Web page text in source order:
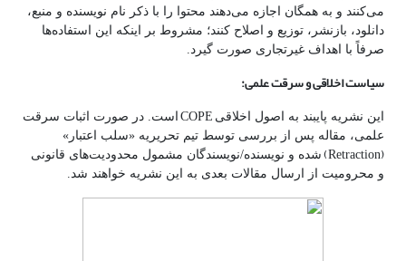
می‌کنند و به همگان اجازه می‌دهند محتوا را با ذکر نام نویسنده و منبع،
دانلود، بازنشر، توزیع و اصلاح کنند؛ مشروط بر اینکه این استفاده‌ها
صرفاً با اهداف غیرتجاری صورت گیرد.
سیاست اخلاقی و سرقت علمی:
این نشریه پایبند به اصول اخلاقی
است. در صورت اثبات سرقت
علمی، مقاله پس از بررسی توسط تیم تحریریه «سلب اعتبار»
(Retraction)
شده و نویسنده/نویسندگان مشمول محدودیت‌های قانونی
و محرومیت از ارسال مقالات بعدی به این نشریه خواهند شد.